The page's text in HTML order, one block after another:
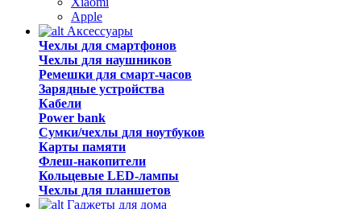
Apple
Аксессуары
Чехлы для смартфонов
Чехлы для наушников
Ремешки для смарт-часов
Зарядные устройства
Кабели
Power bank
Сумки/чехлы для ноутбуков
Карты памяти
Флеш-накопители
Кольцевые LED-лампы
Чехлы для планшетов
Гаджеты для дома